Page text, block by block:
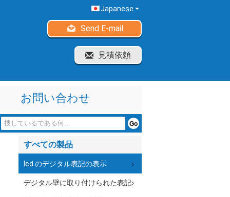
Japanese
Send E-mail
見積依頼
お問い合わせ
すべての製品
lcd のデジタル表記の表示
デジタル壁に取り付けられた表記